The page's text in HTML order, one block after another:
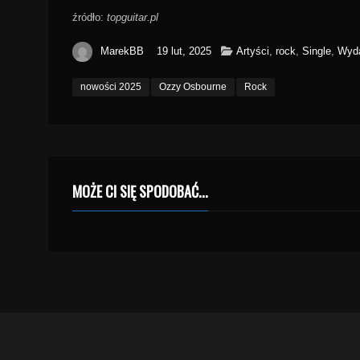
źródło: topguitar.pl
MarekBB 19 lut, 2025 Artyści, rock, Single,
nowości 2025 Ozzy Osbourne Rock
MOŻE CI SIĘ SPODOBAĆ...